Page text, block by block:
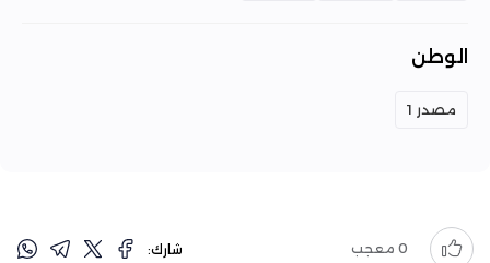
الوطن
مصدر 1
0 معجب شارك: